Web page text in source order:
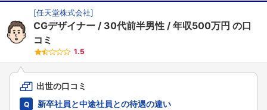
[任天堂株式会社]
CGデザイナー 30代前半男性 年収500万円 の口
コミ
1.5
出世の口コミ
新卒社員と中途社員との待遇の違い